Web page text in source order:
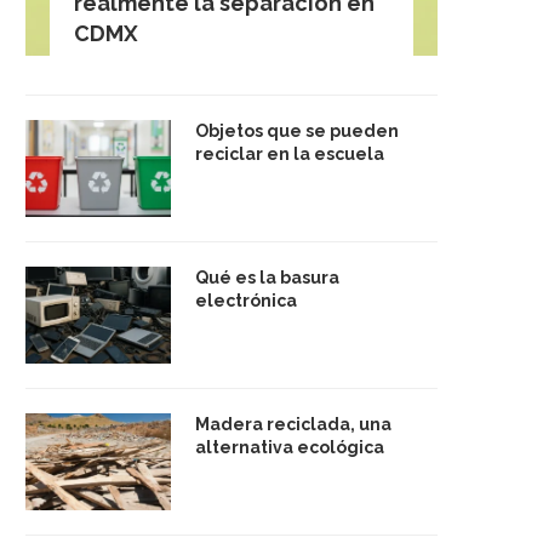
CDMX
Objetos que se pueden
reciclar en la escuela
Qué es la basura
electrónica
Madera reciclada, una
alternativa ecológica